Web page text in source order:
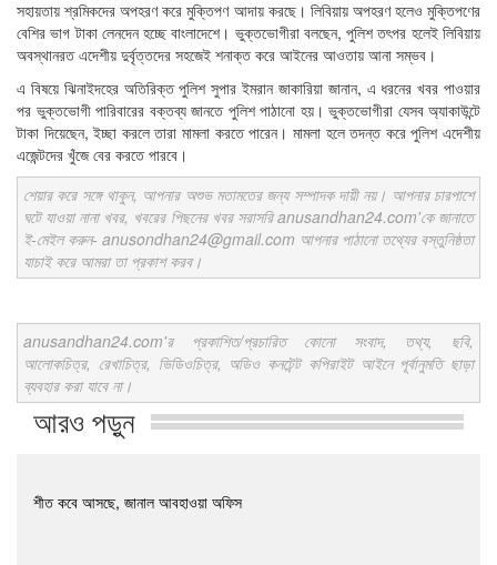
সহায়তায় শ্রমিকদের অপহরণ করে মুক্তিপণ আদায় করছে। লিবিয়ায় অপহরণ হলেও মুক্তিপণের
বেশির ভাগ টাকা লেনদেন হচ্ছে বাংলাদেশে। ভুক্তভোগীরা বলছেন, পুলিশ তৎপর হলেই লিবিয়ায়
অবস্থানরত এদেশীয় দুর্বৃত্তদের সহজেই শনাক্ত করে আইনের আওতায় আনা সম্ভব।
এ বিষয়ে ঝিনাইদহের অতিরিক্ত পুলিশ সুপার ইমরান জাকারিয়া জানান, এ ধরনের খবর পাওয়ার
পর ভুক্তভোগী পারিবারের বক্তব্য জানতে পুলিশ পাঠানো হয়। ভুক্তভোগীরা যেসব অ্যাকাউন্টে
টাকা দিয়েছেন, ইচ্ছা করলে তারা মামলা করতে পারেন। মামলা হলে তদন্ত করে পুলিশ এদেশীয়
এজেন্টদের খুঁজে বের করতে পারবে।
শেয়ার করে সঙ্গে থাকুন, আপনার অশুভ মতামতের জন্য সম্পাদক দায়ী নয়। আপনার চারপাশে
ঘটে যাওয়া নানা খবর, খবরের পিছনের খবর সরাসরি anusandhan24.com'কে জানাতে
ই-মেইল করুন- anusondhan24@gmail.com আপনার পাঠানো তথ্যের বস্তুনিষ্ঠতা
যাচাই করে আমরা তা প্রকাশ করব।
anusandhan24.com'র প্রকাশিত/প্রচারিত কোনো সংবাদ, তথ্য, ছবি,
আলোকচিত্র, রেখাচিত্র, ভিডিওচিত্র, অডিও কনটেন্ট কপিরাইট আইনে পূর্বানুমতি ছাড়া
ব্যবহার করা যাবে না।
আরও পড়ুন
শীত কবে আসছে, জানাল আবহাওয়া অফিস